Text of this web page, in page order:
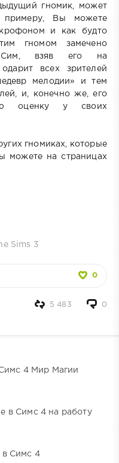
гномик, может
примеру, Вы можете
и как будто
гномом замечено
Сим, взяв его на
всех зрителей
мелодии» и тем
и, конечно же, его
оценку у своих
гномиках, которые
можете на страницах
Sims 3
0
0
5 483
Симс 4 Мир Магии
в Симс 4 на работу
в Симс 4